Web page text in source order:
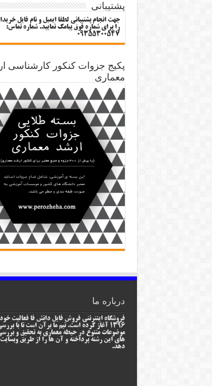
پشتیبانی
جهت انجام پشتیبانی لطفا ایمیل و نام فایل
را برای شماره فوق پیامک نمایید. شماره تماس:
09355300547
پکیج جزوات کنکور کارشناسی
معماری
درباره ما
فروشگاه اینترنتی فروش فایل دانش فا فعالیت
1396 آغاز کرده است. تیم ما برآن است تا با
موضوعات متنوع در حیطه معماری به تحقیق و
های این رشته پرداخته و آن ها را از طریق وبسایت
دهد.